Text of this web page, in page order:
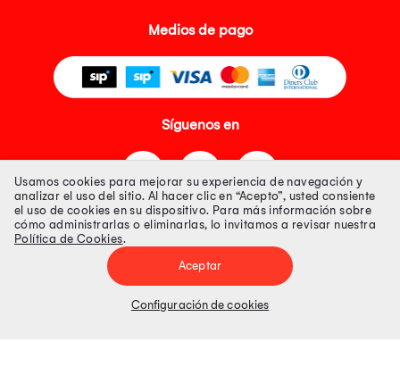
Medios de pago
Síguenos en
Tienda 100% Segura
Tiendas Peruanas S.A. R.U.C. Nº 20493020618. Todos los derechos
Precios disponibles solo en www.oechsle.pe. Precios online publicados
Usamos cookies para mejorar su experiencia de navegación y
analizar el uso del sitio. Al hacer clic en “Acepto”, usted consiente
el uso de cookies en su dispositivo. Para más información sobre
cómo administrarlas o eliminarlas, lo invitamos a revisar nuestra
Política de Cookies.
Aceptar
Configuración de cookies